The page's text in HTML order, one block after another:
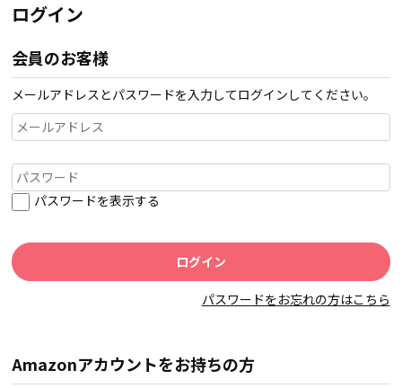
ログイン
会員のお客様
メールアドレスとパスワードを入力してログインしてください。
パスワードを表示する
パスワードをお忘れの方はこちら
Amazonアカウントをお持ちの方